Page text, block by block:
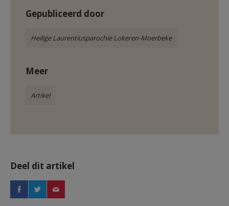
Gepubliceerd door
Heilige Laurentiusparochie Lokeren-Moerbeke
Meer
Artikel
Deel dit artikel